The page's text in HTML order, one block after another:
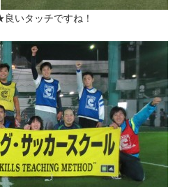
いタッチですね！